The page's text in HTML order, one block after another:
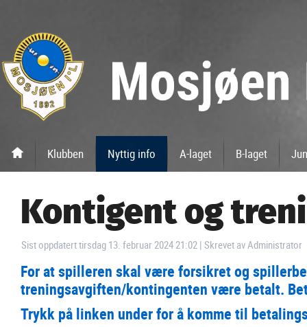
Klubben Nyttig info A-laget B-laget
Kontigent og
Sist oppdatert tirsdag 13. februar 2024 21:02 | Skrevet av Administrator
For at spilleren skal være forsikret og
treningsavgiften/kontingenten være betalt.
Trykk på linken under for å komme til